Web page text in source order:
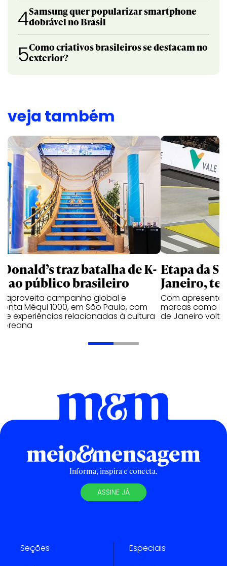
4Samsung quer popularizar smartphone
dobrável no Brasil
5Como criativos brasileiros se destacam no
exterior?
veja também
traz batalha de K-
ao público brasileiro
aproveita campanha global e
Méqui 1000, em São Paulo, com
e experiências relacionadas à cultura
Etapa da
Janeiro,
Com
marcas como
de Janeiro
Informa, inspira e conecta.
ASSINE JÁ
Seções Especiais